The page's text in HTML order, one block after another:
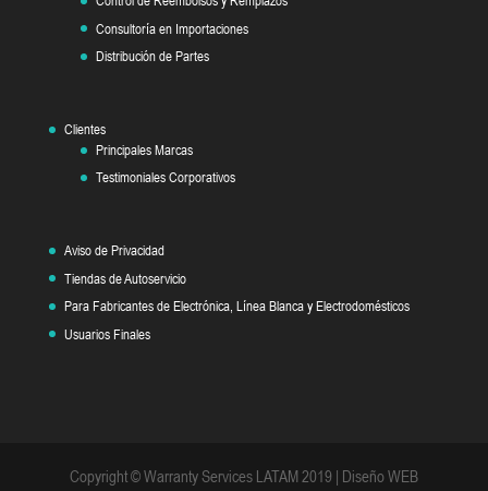
Consultoría en Importaciones
Distribución de Partes
Clientes
Principales Marcas
Testimoniales Corporativos
Aviso de Privacidad
Tiendas de Autoservicio
Para Fabricantes de Electrónica, Línea Blanca y Electrodomésticos
Usuarios Finales
Copyright © Warranty Services LATAM 2019 | Diseño WEB